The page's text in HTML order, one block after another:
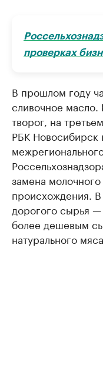
проверках
В прошлом году
сливочное масло.
творог, на
РБК Новосибирск
замена
происхождения.
дорогого сырья
более дешевым
натурального